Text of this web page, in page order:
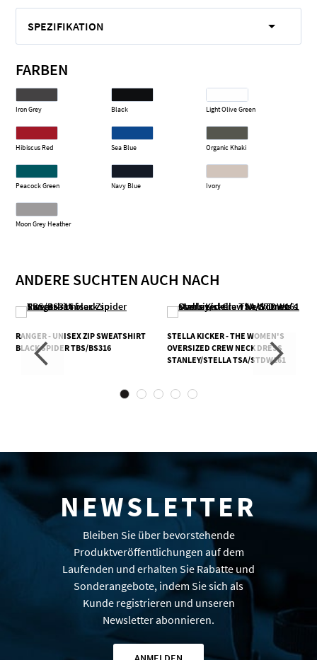
SPEZIFIKATION
FARBEN
Iron Grey Black Light Olive Green
Hibiscus Red Sea Blue Organic Khaki
Peacock Green Navy Blue Ivory
Moon Grey Heather
ANDERE SUCHTEN AUCH NACH
RANGER - UNISEX ZIP SWEATSHIRT
BLACK SPIDER TBS/BS316
STELLA KICKER - THE WOMEN'S
OVERSIZED CREW NECK DRESS
STANLEY/STELLA TSA/STDW161
NEWSLETTER
Bleiben Sie über bevorstehende
Produktveröffentlichungen auf dem
Laufenden und erhalten Sie Rabatte und
Sonderangebote, indem Sie sich als
Kunde registrieren und unseren
Newsletter abonnieren.